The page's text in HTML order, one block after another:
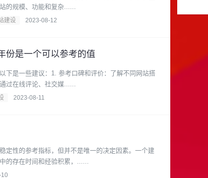
的规模、功能和复杂......
建设 2023-08-12
份是一个可以参考的值
下是一些建议：1. 参考口碑和评价：了解不同网站搭
过在线评论、社交媒......
2023-08-11
定性的参考指标，但并不是唯一的决定因素。一个建
的存在时间和经验积累，......